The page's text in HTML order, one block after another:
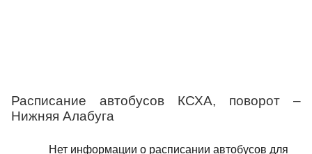
Расписание автобусов КСХА, поворот –
Нижняя Алабуга
Нет информации о расписании автобусов для